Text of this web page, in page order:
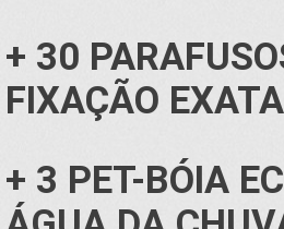
+ 30
FIXAÇÃO
+ 3 PET-BÓIA